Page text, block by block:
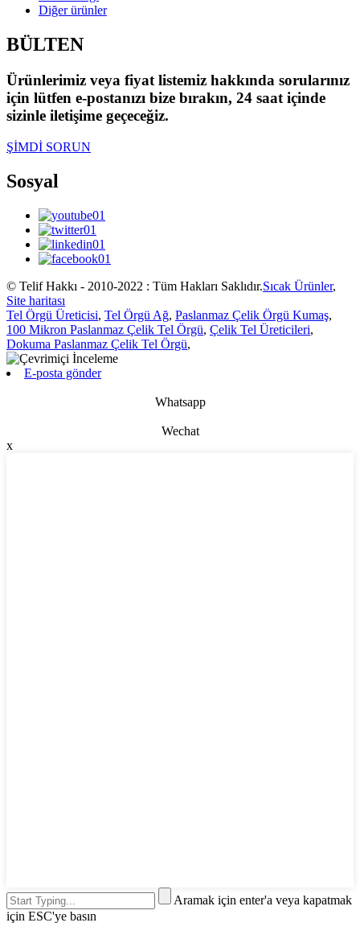
Diğer ürünler
BÜLTEN
Ürünlerimiz veya fiyat listemiz hakkında sorularınız
için lütfen e-postanızı bize bırakın, 24 saat içinde
sizinle iletişime geçeceğiz.
ŞİMDİ SORUN
Sosyal
© Telif Hakkı - 2010-2022 : Tüm Hakları Saklıdır.Sıcak Ürünler,
Site haritası
Tel Örgü Üreticisi, Tel Örgü Ağ, Paslanmaz Çelik Örgü Kumaş,
100 Mikron Paslanmaz Çelik Tel Örgü, Çelik Tel Üreticileri,
Dokuma Paslanmaz Çelik Tel Örgü,
E-posta gönder
Whatsapp
Wechat
x
Aramak için enter'a veya kapatmak
için ESC'ye basın